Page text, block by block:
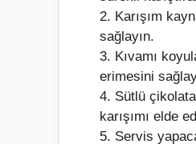
2. Karışım
sağlayın.
3. Kıvamı
erimesini
4. Sütlü
karışımı elde
5. Servis